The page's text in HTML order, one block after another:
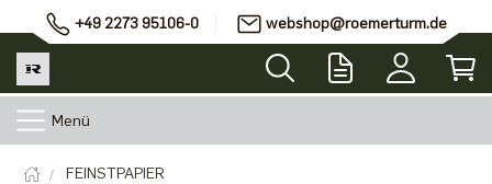
+49 2273 95106-0 webshop@roemerturm.de
Menü
FEINSTPAPIER